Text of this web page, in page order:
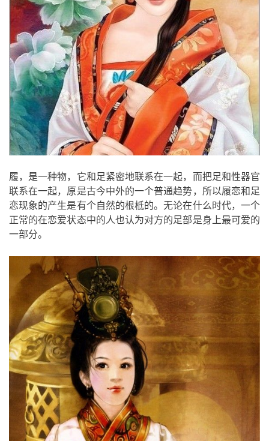
履，是一种物，它和足紧密地联系在一起，而把足和性器官
联系在一起，原是古今中外的一个普通趋势，所以履恋和足
恋现象的产生是有个自然的根柢的。无论在什么时代，一个
正常的在恋爱状态中的人也认为对方的足部是身上最可爱的
一部分。